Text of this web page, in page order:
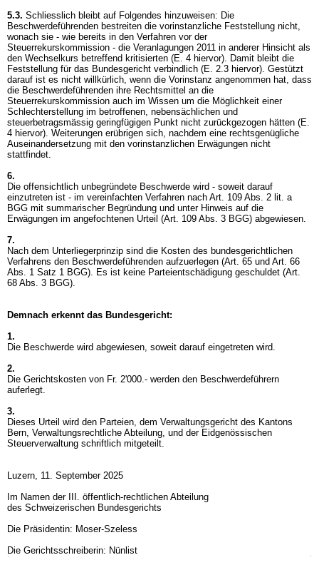
5.3. Schliesslich bleibt auf Folgendes hinzuweisen: Die
Beschwerdeführenden bestreiten die vorinstanzliche Feststellung nicht,
wonach sie - wie bereits in den Verfahren vor der
Steuerrekurskommission - die Veranlagungen 2011 in anderer Hinsicht als
den Wechselkurs betreffend kritisierten (E. 4 hiervor). Damit bleibt die
Feststellung für das Bundesgericht verbindlich (E. 2.3 hiervor). Gestützt
darauf ist es nicht willkürlich, wenn die Vorinstanz angenommen hat, dass
die Beschwerdeführenden ihre Rechtsmittel an die
Steuerrekurskommission auch im Wissen um die Möglichkeit einer
Schlechterstellung im betroffenen, nebensächlichen und
steuerbetragsmässig geringfügigen Punkt nicht zurückgezogen hätten (E.
4 hiervor). Weiterungen erübrigen sich, nachdem eine rechtsgenügliche
Auseinandersetzung mit den vorinstanzlichen Erwägungen nicht
stattfindet.
6.
Die offensichtlich unbegründete Beschwerde wird - soweit darauf
einzutreten ist - im vereinfachten Verfahren nach Art. 109 Abs. 2 lit. a
BGG mit summarischer Begründung und unter Hinweis auf die
Erwägungen im angefochtenen Urteil (Art. 109 Abs. 3 BGG) abgewiesen.
7.
Nach dem Unterliegerprinzip sind die Kosten des bundesgerichtlichen
Verfahrens den Beschwerdeführenden aufzuerlegen (Art. 65 und Art. 66
Abs. 1 Satz 1 BGG). Es ist keine Parteientschädigung geschuldet (Art.
68 Abs. 3 BGG).
Demnach erkennt das Bundesgericht:
1.
Die Beschwerde wird abgewiesen, soweit darauf eingetreten wird.
2.
Die Gerichtskosten von Fr. 2'000.- werden den Beschwerdeführern
auferlegt.
3.
Dieses Urteil wird den Parteien, dem Verwaltungsgericht des Kantons
Bern, Verwaltungsrechtliche Abteilung, und der Eidgenössischen
Steuerverwaltung schriftlich mitgeteilt.
Luzern, 11. September 2025
Im Namen der III. öffentlich-rechtlichen Abteilung
des Schweizerischen Bundesgerichts
Die Präsidentin: Moser-Szeless
Die Gerichtsschreiberin: Nünlist